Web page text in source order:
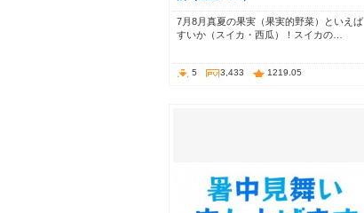
7月8月真夏の果実（果実的野菜）といえば
すいか（スイカ・西瓜）！スイカの…
5 3,433 1219.05